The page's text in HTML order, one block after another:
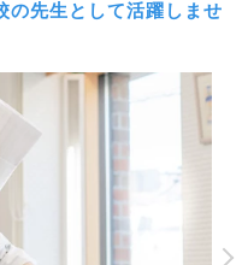
の先生として活躍しませ